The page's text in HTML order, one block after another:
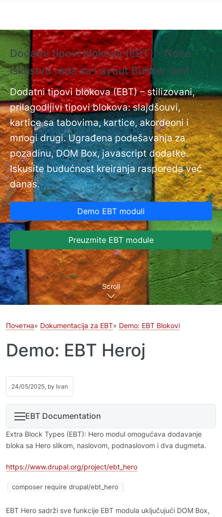
Dodatni tipovi blokova (EBT) - Novo
iskustvo rada sa Layout Builder-om❗
Dodatni tipovi blokova (EBT) – stilizovani,
prilagodljivi tipovi blokova: slajdšouvi,
kartice sa tabovima, kartice, akordeoni i
mnogi drugi. Ugrađena podešavanja za
pozadinu, DOM Box, javascript dodatke.
Iskusite budućnost kreiranja rasporeda već
danas.
Demo EBT moduli
Preuzmite EBT module
na
Scroll
Почетна Dokumentacija za EBT Demo: EBT Blokovi
Demo: EBT Heroj
24/05/2025, by Ivan
EBT Documentation
Extra Block Types (EBT): Hero modul omogućava dodavanje
bloka sa Hero slikom, naslovom, podnaslovom i dva dugmeta.
https://www.drupal.org/project/ebt_hero
composer require drupal/ebt_hero
EBT Hero sadrži sve funkcije EBT modula uključujući DOM Box,